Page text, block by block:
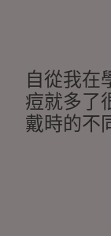
自從我在
痘就多了
戴時的不